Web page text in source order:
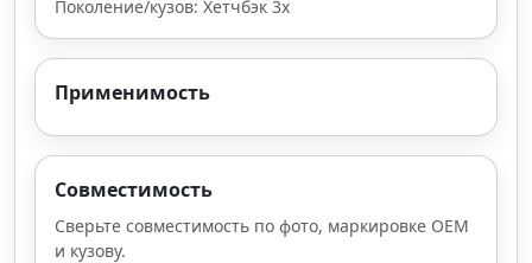
Поколение/кузов: Хетчбэк 3х
Применимость
Совместимость
Сверьте совместимость по фото, маркировке OEM
и кузову.